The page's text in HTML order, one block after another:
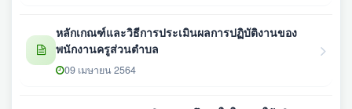
หลักเกณฑ์และวิธีการประเมินผลการปฏิบัติงานของ
พนักงานครูส่วนตำบล
09 เมษายน 2564